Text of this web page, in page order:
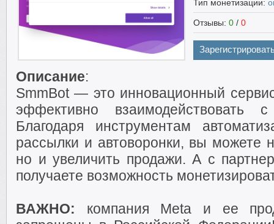
Тип монетизации:
Отзывы: 0 / 0
Описание:
SmmBot — это инновационный
эффективно взаимодействовать
Благодаря инструментам
рассылки и автоворонки, вы можете
но и увеличить продажи. А с
получаете возможность
ВАЖНО: компания Meta и ее